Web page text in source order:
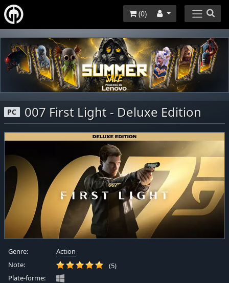
(0)
PC 007 First Light - Deluxe Edition
Genre:
Action
Note:
(5)
Plate-forme: